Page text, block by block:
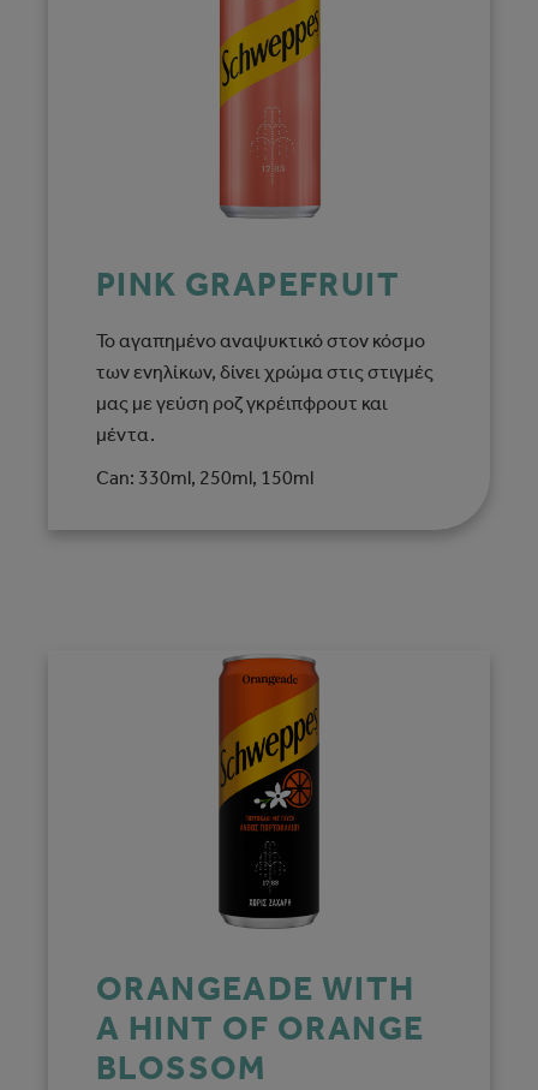
PINK GRAPEFRUIT
Το αγαπημένο αναψυκτικό στον κόσμο
των ενηλίκων, δίνει χρώμα στις στιγμές
μας με γεύση ροζ γκρέιπφρουτ και
μέντα.
Can: 330ml, 250ml, 150ml
ORANGEADE WITH
A HINT OF ORANGE
BLOSSOM